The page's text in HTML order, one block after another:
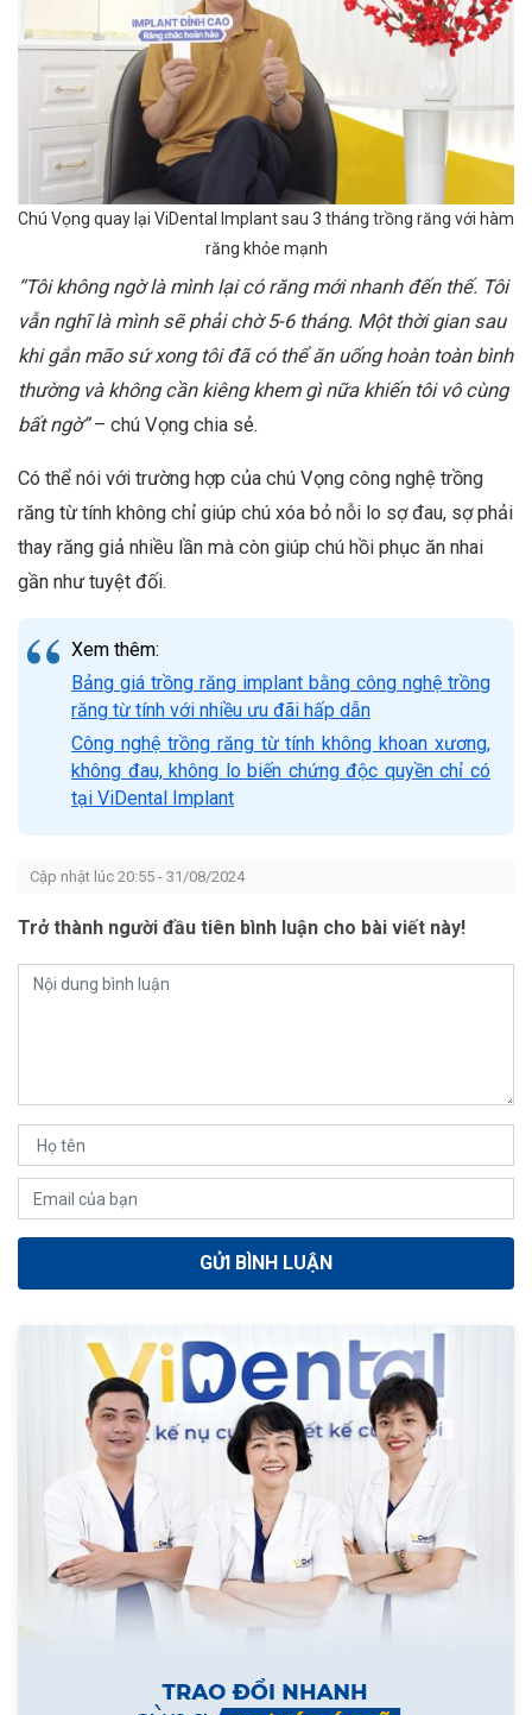
Chú Vọng quay lại ViDental Implant sau 3 tháng trồng răng với hàm
răng khỏe mạnh
“Tôi không ngờ là mình lại có răng mới nhanh đến thế. Tôi
vẫn nghĩ là mình sẽ phải chờ 5-6 tháng. Một thời gian sau
khi gắn mão sứ xong tôi đã có thể ăn uống hoàn toàn bình
thường và không cần kiêng khem gì nữa khiến tôi vô cùng
bất ngờ”– chú Vọng chia sẻ.
Có thể nói với trường hợp của chú Vọng công nghệ trồng
răng từ tính không chỉ giúp chú xóa bỏ nỗi lo sợ đau, sợ phải
thay răng giả nhiều lần mà còn giúp chú hồi phục ăn nhai
gần như tuyệt đối.
Xem thêm:
Bảng giá trồng răng implant bằng công nghệ trồng
răng từ tính với nhiều ưu đãi hấp dẫn
Công nghệ trồng răng từ tính không khoan xương,
không đau, không lo biến chứng độc quyền chỉ có
tại ViDental Implant
Cập nhật lúc 20:55 - 31/08/2024
Trở thành người đầu tiên bình luận cho bài viết này!